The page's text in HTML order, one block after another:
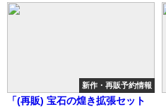
新作・再販予約情報
「(再販) 宝石の煌き拡張セット